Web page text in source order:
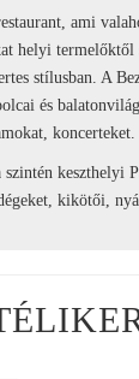
ami
helyi
stílusban. A
és
keszthelyi
kikötői,